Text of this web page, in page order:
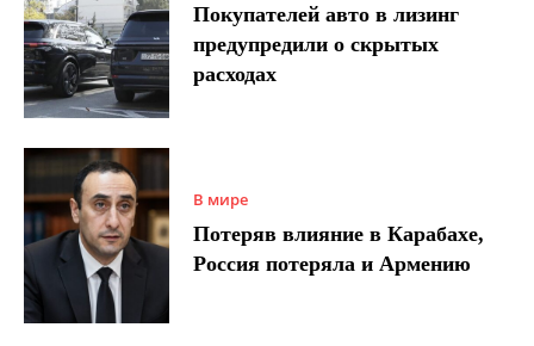
Покупателей авто в лизинг
предупредили о скрытых
расходах
В мире
Потеряв влияние в Карабахе,
Россия потеряла и Армению